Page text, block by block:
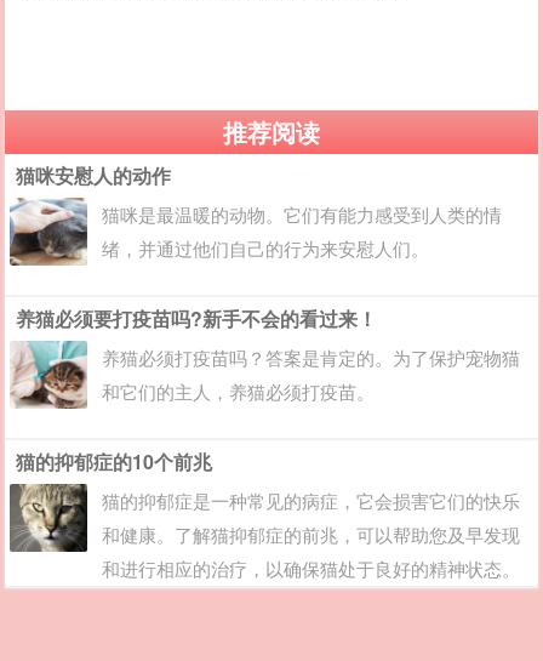
推荐阅读
猫咪安慰人的动作
猫咪是最温暖的动物。它们有能力感受到人类的情
绪，并通过他们自己的行为来安慰人们。
养猫必须要打疫苗吗?新手不会的看过来！
养猫必须打疫苗吗？答案是肯定的。为了保护宠物猫
和它们的主人，养猫必须打疫苗。
猫的抑郁症的10个前兆
猫的抑郁症是一种常见的病症，它会损害它们的快乐
和健康。了解猫抑郁症的前兆，可以帮助您及早发现
和进行相应的治疗，以确保猫处于良好的精神状态。